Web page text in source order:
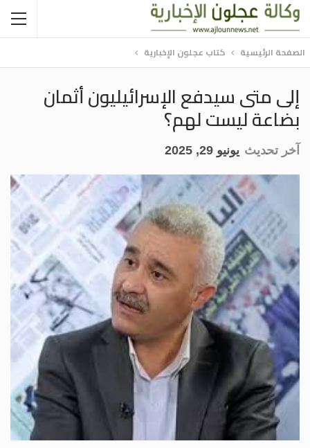
الصفحة الرئيسية كتاب عجلون الإخبارية
إلى متى سيدفع الإسرائيليون أثمان
بضاعة ليست لهم؟
آخر تحديث يونيو 29, 2025